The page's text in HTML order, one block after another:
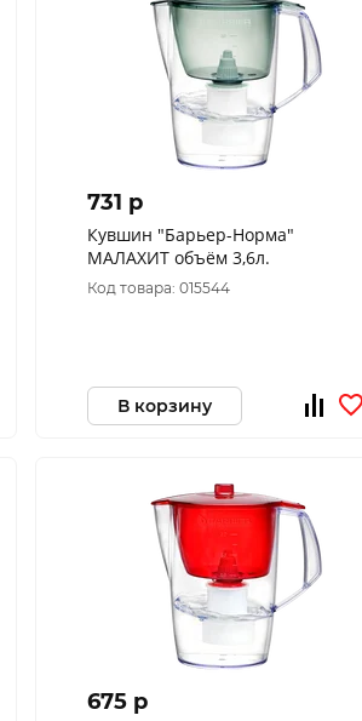
731 p
Кувшин "Барьер-Норма"
МАЛАХИТ объём 3,6л.
Код товара: 015544
В корзину
675 p